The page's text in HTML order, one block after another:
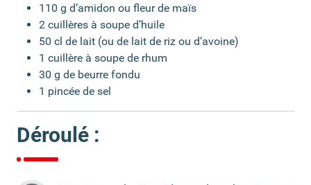
110 g d’amidon ou fleur de maïs
2 cuillères à soupe d’huile
50 cl de lait (ou de lait de riz ou d’avoine)
1 cuillère à soupe de rhum
30 g de beurre fondu
1 pincée de sel
Déroulé :